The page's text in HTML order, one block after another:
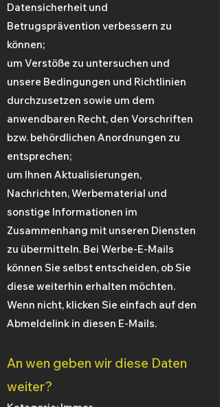
Datensicherheit und
Betrugsprävention verbessern zu
können;
um Verstöße zu untersuchen und
unsere Bedingungen und Richtlinien
durchzusetzen sowie um dem
anwendbaren Recht, den Vorschriften
bzw. behördlichen Anordnungen zu
entsprechen;
um Ihnen Aktualisierungen,
Nachrichten, Werbematerial und
sonstige Informationen im
Zusammenhang mit unseren Diensten
zu übermitteln. Bei Werbe-E-Mails
können Sie selbst entscheiden, ob Sie
diese weiterhin erhalten möchten.
Wenn nicht, klicken Sie einfach auf den
Abmeldelink in diesen E-Mails.
An wen geben wir diese Daten
weiter?